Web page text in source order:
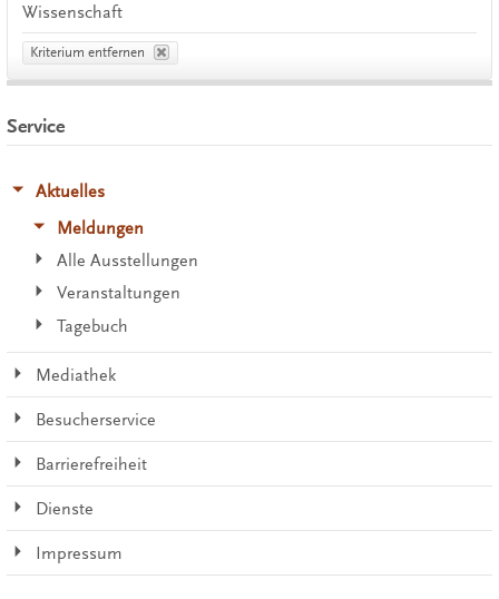
Wissenschaft
Kriterium entfernen
Service
Aktuelles
Meldungen
Alle Ausstellungen
Veranstaltungen
Tagebuch
Mediathek
Besucherservice
Barrierefreiheit
Dienste
Impressum